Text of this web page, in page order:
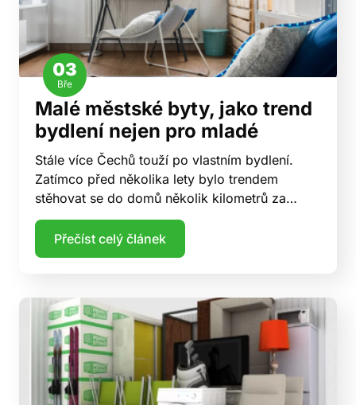
03
Bře
Malé městské byty, jako trend
bydlení nejen pro mladé
Stále více Čechů touží po vlastním bydlení.
Zatímco před několika lety bylo trendem
stěhovat se do domů několik kilometrů za…
Přečíst celý článek